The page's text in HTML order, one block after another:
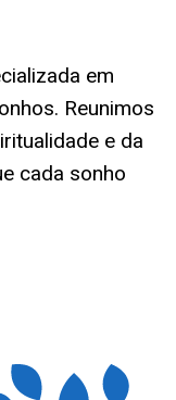
em
Reunimos
e da
cada sonho